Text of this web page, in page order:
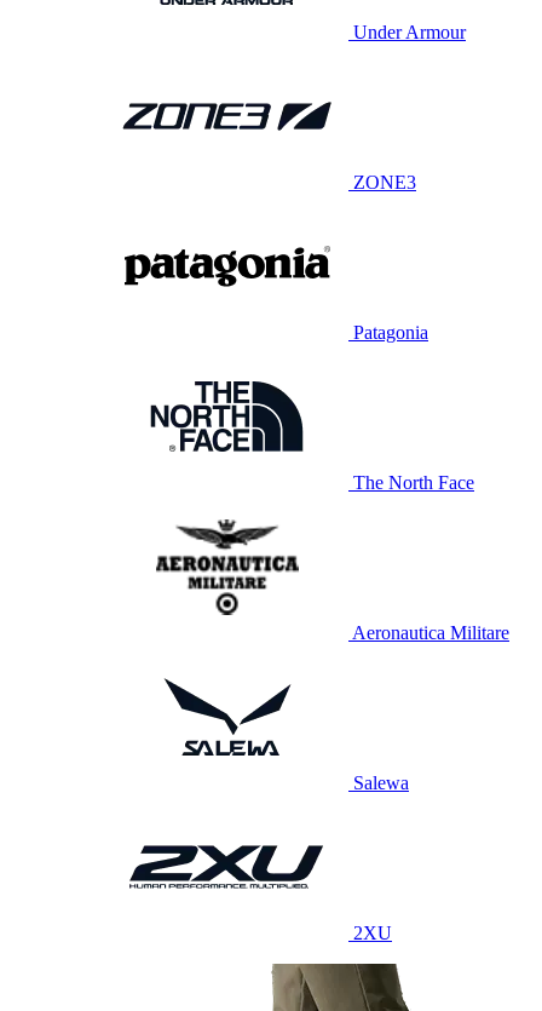
Under Armour
ZONE3
Patagonia
The North Face
Aeronautica Militare
Salewa
2XU